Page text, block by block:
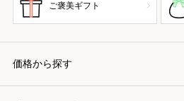
ご褒美ギフト
価格から探す